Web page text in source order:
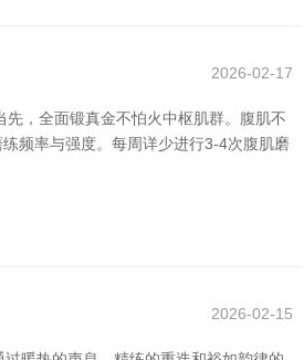
2026-02-17
，全面锻真金不怕火中枢肌群。腹肌不
频率与强度。每周详少进行3-4次腹肌磨
2026-02-15